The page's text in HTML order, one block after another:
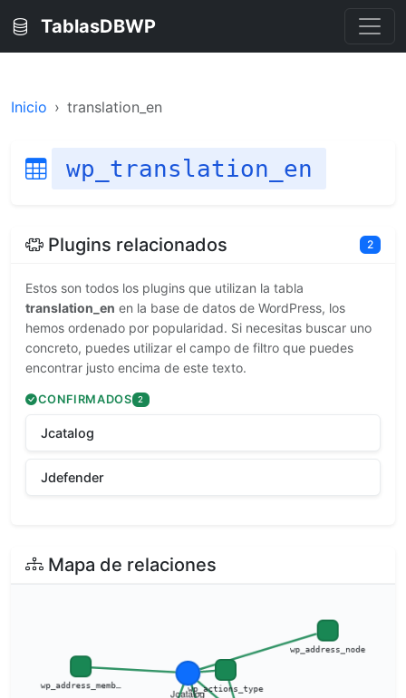
TablasDBWP
Inicio translation_en
wp_translation_en
Plugins relacionados 2
Estos son todos los plugins que utilizan la tabla
translation_en en la base de datos de WordPress, los
hemos ordenado por popularidad. Si necesitas buscar uno
concreto, puedes utilizar el campo de filtro que puedes
encontrar justo encima de este texto.
CONFIRMADOS 2
Jcatalog
Jdefender
Mapa de relaciones